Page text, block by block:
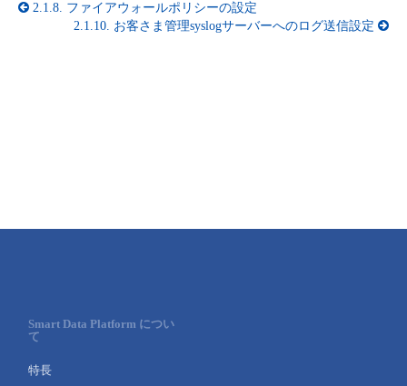
2.1.8. ファイアウォールポリシーの設定
2.1.10. お客さま管理syslogサーバーへのログ送信設定
Smart Data Platform につい
て
特長